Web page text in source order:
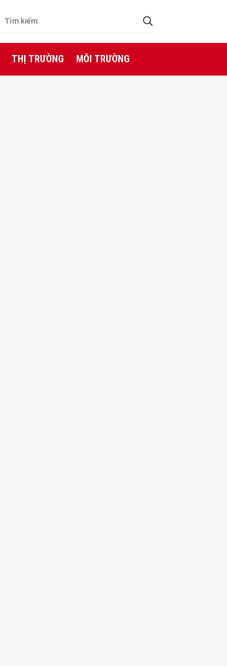
THỊ TRƯỜNG MÔI TRƯỜNG